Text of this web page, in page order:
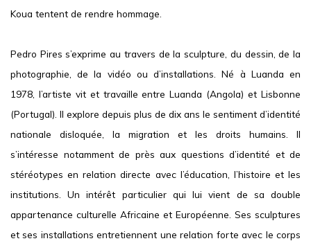
Koua tentent de rendre hommage.
Pedro Piress’exprime au travers de la sculpture, du dessin, de la
photographie, de la vidéo ou d’installations. Né à Luanda en
1978, l’artiste vit et travaille entre Luanda (Angola) et Lisbonne
(Portugal). Il explore depuis plus de dix ans le sentiment d’identité
nationale disloquée, la migration et les droits humains. Il
s’intéresse notamment de près aux questions d’identité et de
stéréotypes en relation directe avec l’éducation, l’histoire et les
institutions. Un intérêt particulier qui lui vient de sa double
appartenance culturelle Africaine et Européenne. Ses sculptures
et ses installations entretiennent une relation forte avec le corps